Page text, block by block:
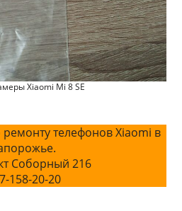
Xiaomi Mi 8 SE
телефонов Xiaomi в
Соборный 216
158-20-20